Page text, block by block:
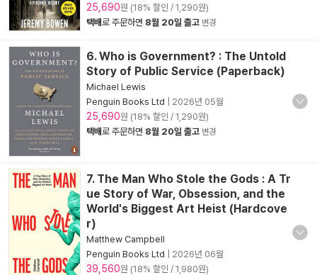
25,690원 (18% 할인 / 1,290원)
택배로 주문하면 8월 20일 출고 변경
6. Who is Government? : The Untold
Story of Public Service (Paperback)
Michael Lewis
Penguin Books Ltd
2026년 05월
25,690원 (18% 할인 / 1,290원)
택배로 주문하면 8월 20일 출고 변경
7. The Man Who Stole the Gods : A Tr
ue Story of War, Obsession, and the
World's Biggest Art Heist (Hardcove
r)
Matthew Campbell
Penguin Books Ltd
2026년 06월
39,560원 (18% 할인 / 1,980원)